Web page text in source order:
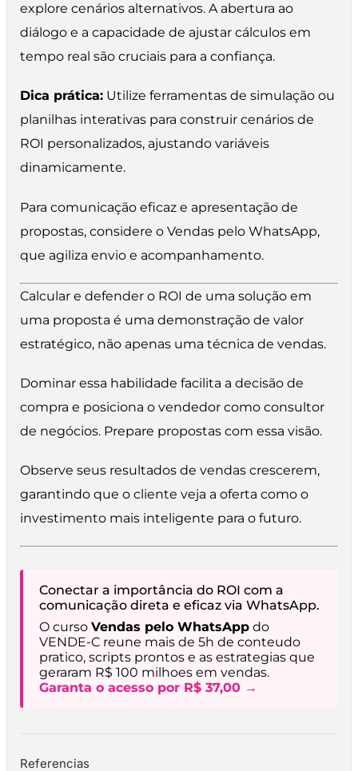
explore cenários alternativos. A abertura ao
diálogo e a capacidade de ajustar cálculos em
tempo real são cruciais para a confiança.
Dica prática: Utilize ferramentas de simulação ou
planilhas interativas para construir cenários de
ROI personalizados, ajustando variáveis
dinamicamente.
Para comunicação eficaz e apresentação de
propostas, considere o Vendas pelo WhatsApp,
que agiliza envio e acompanhamento.
Calcular e defender o ROI de uma solução em
uma proposta é uma demonstração de valor
estratégico, não apenas uma técnica de vendas.
Dominar essa habilidade facilita a decisão de
compra e posiciona o vendedor como consultor
de negócios. Prepare propostas com essa visão.
Observe seus resultados de vendas crescerem,
garantindo que o cliente veja a oferta como o
investimento mais inteligente para o futuro.
Conectar a importância do ROI com a
comunicação direta e eficaz via WhatsApp.
O curso Vendas pelo WhatsApp do
VENDE-C reune mais de 5h de conteudo
pratico, scripts prontos e as estrategias que
geraram R$ 100 milhoes em vendas.
Garanta o acesso por R$ 37,00 →
Referencias